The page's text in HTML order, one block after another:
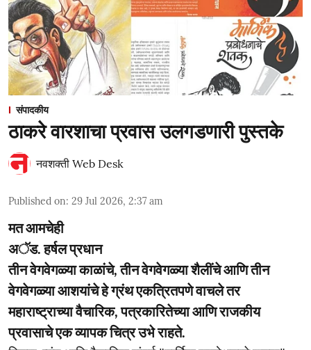
संपादकीय
ठाकरे वारशाचा प्रवास उलगडणारी पुस्तके
नवशक्ती Web Desk
Published on: 29 Jul 2026, 2:37 am
मत आमचेही
अॅड. हर्षल प्रधान
तीन वेगवेगळ्या काळांचे, तीन वेगवेगळ्या शैलींचे आणि तीन
वेगवेगळ्या आशयांचे हे ग्रंथ एकत्रितपणे वाचले तर
महाराष्ट्राच्या वैचारिक, पत्रकारितेच्या आणि राजकीय
प्रवासाचे एक व्यापक चित्र उभे राहते.